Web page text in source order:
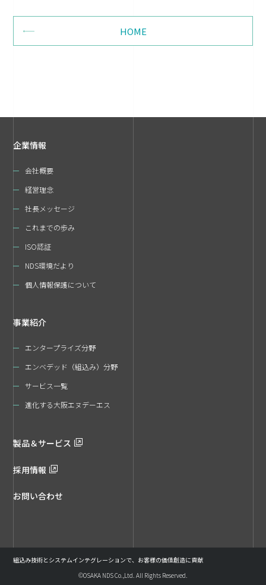
HOME
企業情報
会社概要
経営理念
社長メッセージ
これまでの歩み
ISO認証
NDS環境だより
個人情報保護について
事業紹介
エンタープライズ分野
エンベデッド（組込み）分野
サービス一覧
進化する大阪エヌデーエス
製品＆サービス
採用情報
お問い合わせ
組込み技術とシステムインテグレーションで、お客様の価値創造に貢献
©OSAKA NDS Co.,Ltd. All Rights Reserved.